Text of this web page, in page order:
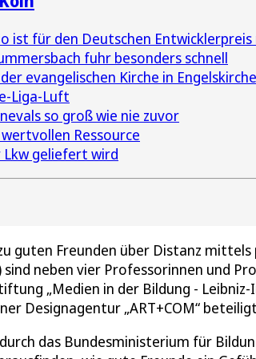
ist für den Deutschen
fuhr besonders schnell
evangelischen Kirche in
Liga-Luft
so groß wie nie zuvor
Ressource
Lkw geliefert wird
guten Freunden über Distanz
neben vier Professorinnen und
„Medien in der Bildung -
Designagentur „ART+COM“
das Bundesministerium für